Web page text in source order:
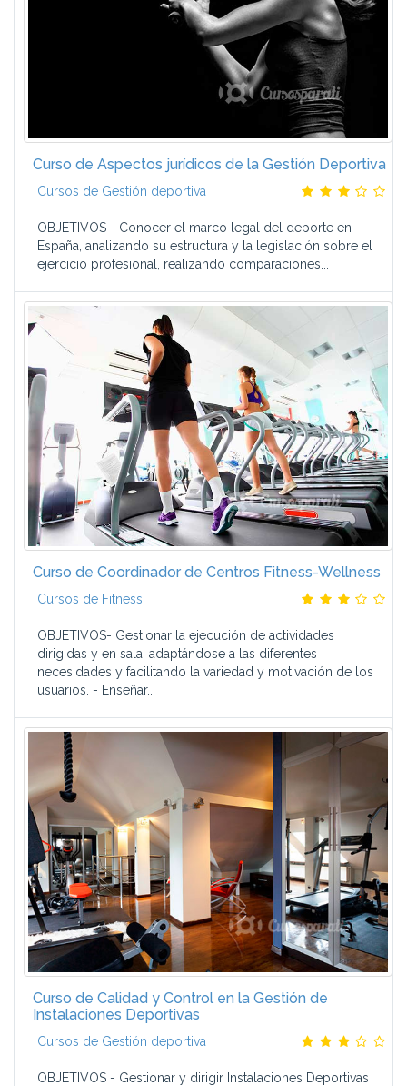
Curso de Aspectos jurídicos de la Gestión Deportiva
Cursos de Gestión deportiva
OBJETIVOS - Conocer el marco legal del deporte en
España, analizando su estructura y la legislación sobre el
ejercicio profesional, realizando comparaciones...
Curso de Coordinador de Centros Fitness-Wellness
Cursos de Fitness
OBJETIVOS- Gestionar la ejecución de actividades
dirigidas y en sala, adaptándose a las diferentes
necesidades y facilitando la variedad y motivación de los
usuarios. - Enseñar...
Curso de Calidad y Control en la Gestión de
Instalaciones Deportivas
Cursos de Gestión deportiva
OBJETIVOS - Gestionar y dirigir Instalaciones Deportivas